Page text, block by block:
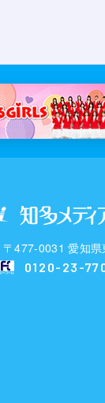
〒477-0031 愛知
0120-23-